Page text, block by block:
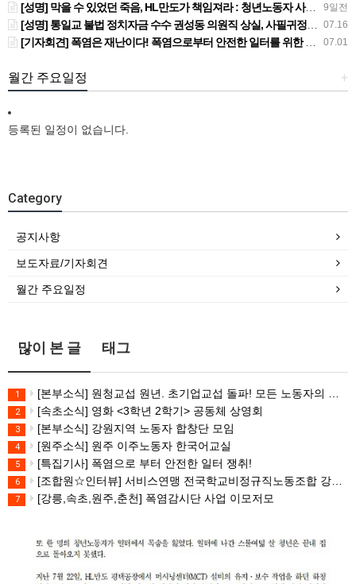
9일전
[성명] 막을 수 있었던 죽음, HL만도가 책임져라 : 청년노동자 사망사고의 철저한 진상규명과 재발방지 대책 마련하라
07.16
[성명] 통일교 불법 정치자금 수수 권성동 의원직 상실, 사필귀정이다
07.01
[기자회견] 폭염은 재난이다! 폭염으로부터 안전한 일터를 위한 민주노총 강원지역본부 폭염감시단 선포 기자회견
+
월간 주요일정
등록된 일정이 없습니다.
Category
공지사항
보도자료/기자회견
월간 주요일정
많이 본 글 태그
1 [본부소식] 원청교섭 원년. 초기업교섭 돌파! 모든 노동자의 노동기본권 쟁취! 민주노총 7.15 총파업대회
2 [속초소식] 영화 <3학년 2학기> 공동체 상영회
3 [본부소식] 강원지역 노동자 합창단 모임
4 [원주소식] 원주 이주노동자 한국어교실
5 [특집기사] 폭염으로 부터 안전한 일터 쟁취!
6 [조합원☆인터뷰] 서비스연맹 전국학교비정규직노동조합 강원지부 김유미 춘천지회장
7 [강릉,속초,원주,춘천] 폭염감시단 사업 이모저모